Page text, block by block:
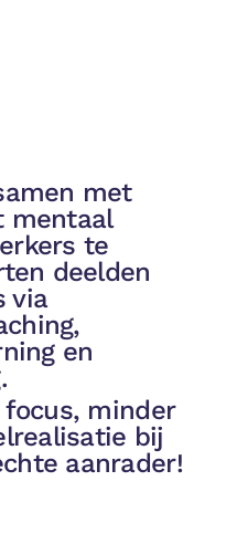
met
mentaal
te
deelden
via
en
minder
bij
aanrader!